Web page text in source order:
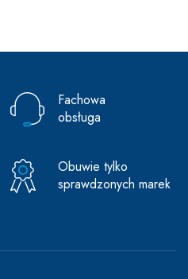
Fachowa
obsługa
Obuwie tylko
sprawdzonych marek